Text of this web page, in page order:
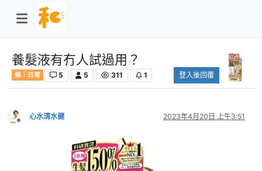
養髮液有冇人試過用？
傾｜日常 5 5 311 1 登入後回覆
離線
心水清水健 2023年4月20日 上午3:51